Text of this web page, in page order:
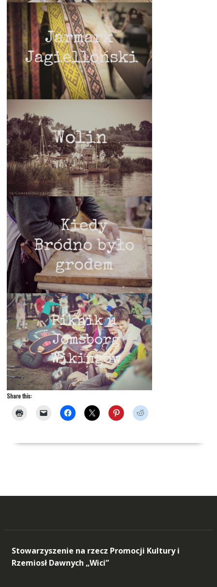
Share this:
Stowarzyszenie na rzecz Promocji Kultury i
Rzemiosł Dawnych „Wici”